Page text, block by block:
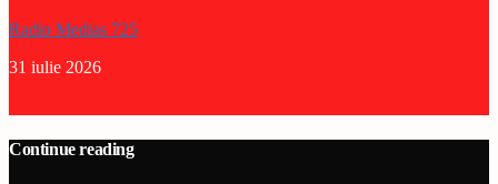
Radio Medias 725
31 iulie 2026
Continue reading